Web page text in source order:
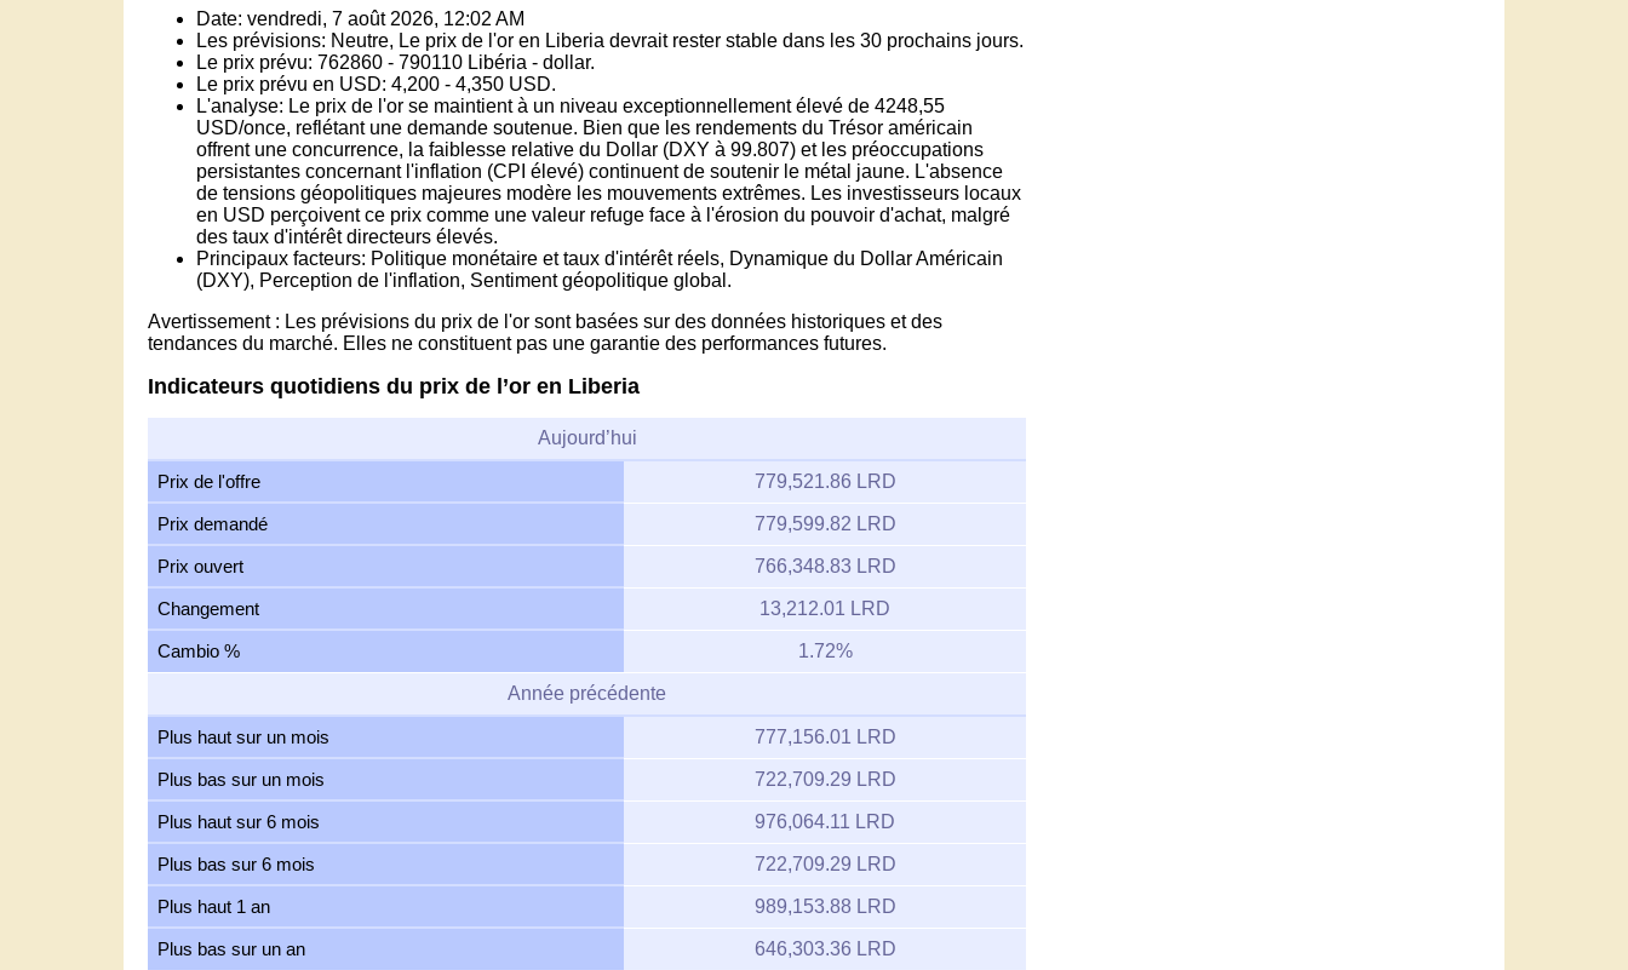
Date: vendredi, 7 août 2026, 12:02 AM
Les prévisions: Neutre, Le prix de l'or en Liberia devrait rester stable dans les 30 prochains jours.
Le prix prévu: 762860 - 790110 Libéria - dollar.
Le prix prévu en USD: 4,200 - 4,350 USD.
L'analyse: Le prix de l'or se maintient à un niveau exceptionnellement élevé de 4248,55
USD/once, reflétant une demande soutenue. Bien que les rendements du Trésor américain
offrent une concurrence, la faiblesse relative du Dollar (DXY à 99.807) et les préoccupations
persistantes concernant l'inflation (CPI élevé) continuent de soutenir le métal jaune. L'absence
de tensions géopolitiques majeures modère les mouvements extrêmes. Les investisseurs locaux
en USD perçoivent ce prix comme une valeur refuge face à l'érosion du pouvoir d'achat, malgré
des taux d'intérêt directeurs élevés.
Principaux facteurs: Politique monétaire et taux d'intérêt réels, Dynamique du Dollar Américain
(DXY), Perception de l'inflation, Sentiment géopolitique global.
Avertissement : Les prévisions du prix de l'or sont basées sur des données historiques et des
tendances du marché. Elles ne constituent pas une garantie des performances futures.
Indicateurs quotidiens du prix de l’or en Liberia
Aujourd’hui
Prix de l'offre 779,521.86 LRD
Prix demandé 779,599.82 LRD
Prix ouvert 766,348.83 LRD
Changement 13,212.01 LRD
Cambio % 1.72%
Année précédente
Plus haut sur un mois 777,156.01 LRD
Plus bas sur un mois 722,709.29 LRD
Plus haut sur 6 mois 976,064.11 LRD
Plus bas sur 6 mois 722,709.29 LRD
Plus haut 1 an 989,153.88 LRD
Plus bas sur un an 646,303.36 LRD